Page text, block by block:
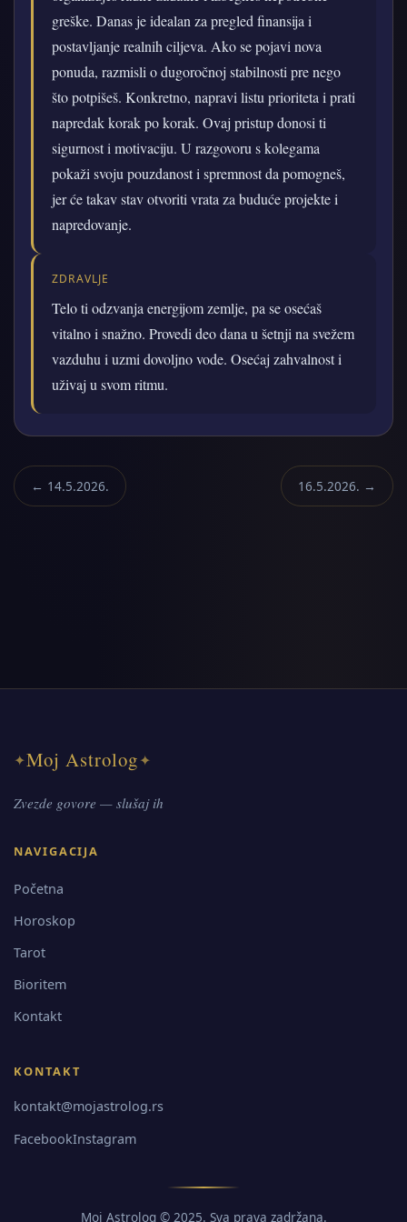
greške. Danas je idealan za pregled finansija i
postavljanje realnih ciljeva. Ako se pojavi nova
ponuda, razmisli o dugoročnoj stabilnosti pre nego
što potpišeš. Konkretno, napravi listu prioriteta i prati
napredak korak po korak. Ovaj pristup donosi ti
sigurnost i motivaciju. U razgovoru s kolegama
pokaži svoju pouzdanost i spremnost da pomogneš,
jer će takav stav otvoriti vrata za buduće projekte i
napredovanje.
ZDRAVLJE
Telo ti odzvanja energijom zemlje, pa se osećaš
vitalno i snažno. Provedi deo dana u šetnji na svežem
vazduhu i uzmi dovoljno vode. Osećaj zahvalnost i
uživaj u svom ritmu.
← 14.5.2026. 16.5.2026. →
✦Moj Astrolog✦
Zvezde govore — slušaj ih
NAVIGACIJA
Početna
Horoskop
Tarot
Bioritem
Kontakt
KONTAKT
kontakt@mojastrolog.rs
FacebookInstagram
Moj Astrolog © 2025. Sva prava zadržana.